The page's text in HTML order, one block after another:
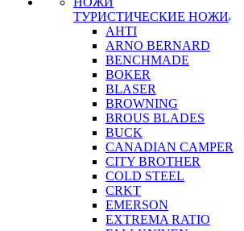
ТУРИСТИЧЕСКИЕ НОЖИ
AHTI
ARNO BERNARD
BENCHMADE
BOKER
BLASER
BROWNING
BROUS BLADES
BUCK
CANADIAN CAMPER
CITY BROTHER
COLD STEEL
CRKT
EMERSON
EXTREMA RATIO